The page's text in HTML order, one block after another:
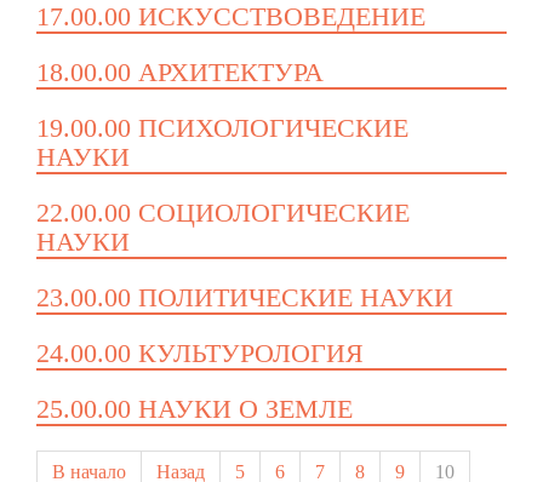
17.00.00 ИСКУССТВОВЕДЕНИЕ
18.00.00 АРХИТЕКТУРА
19.00.00 ПСИХОЛОГИЧЕСКИЕ
НАУКИ
22.00.00 СОЦИОЛОГИЧЕСКИЕ
НАУКИ
23.00.00 ПОЛИТИЧЕСКИЕ НАУКИ
24.00.00 КУЛЬТУРОЛОГИЯ
25.00.00 НАУКИ О ЗЕМЛЕ
В начало Назад 5 6 7 8 9 10